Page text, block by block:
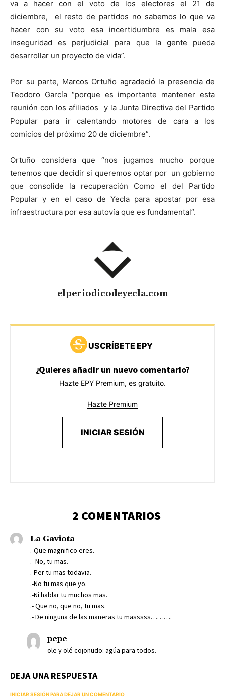
va a hacer con el voto de los electores el 21 de
diciembre, el resto de partidos no sabemos lo que va
hacer con su voto esa incertidumbre es mala esa
inseguridad es perjudicial para que la gente pueda
desarrollar un proyecto de vida”.
Por su parte, Marcos Ortuño agradeció la presencia de
Teodoro García “porque es importante mantener esta
reunión con los afiliados y la Junta Directiva del Partido
Popular para ir calentando motores de cara a los
comicios del próximo 20 de diciembre”.
Ortuño considera que “nos jugamos mucho porque
tenemos que decidir si queremos optar por un gobierno
que consolide la recuperación Como el del Partido
Popular y en el caso de Yecla para apostar por esa
infraestructura por esa autovía que es fundamental”.
elperiodicodeyecla.com
USCRÍBETE EPY
¿Quieres añadir un nuevo comentario?
Hazte EPY Premium, es gratuito.
Hazte Premium
INICIAR SESIÓN
2 COMENTARIOS
La Gaviota
.-Que magnifico eres.
.- No, tu mas.
.-Per tu mas todavia.
.-No tu mas que yo.
.-Ni hablar tu muchos mas.
.- Que no, que no, tu mas.
.- De ninguna de las maneras tu masssss……….
pepe
ole y olé cojonudo: agúa para todos.
DEJA UNA RESPUESTA
INICIAR SESIÓN PARA DEJAR UN COMENTARIO